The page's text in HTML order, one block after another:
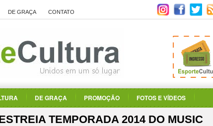
DE GRAÇA CONTATO
DE GRAÇA PROMOÇÃO FOTOS E VÍDEOS
TEMPORADA 2014 DO MUSIC